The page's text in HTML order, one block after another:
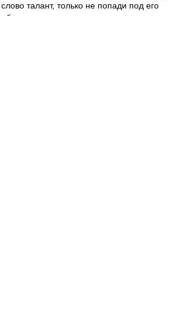
слово талант, только не попади под его
обаяние, втюхает ерунду и не заметишь.